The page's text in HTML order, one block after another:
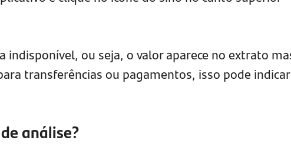
indisponível, ou seja, o valor aparece no extrato
transferências ou pagamentos, isso pode
análise?